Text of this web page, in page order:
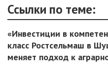
Ссылки по теме:
«Инвестиции в
класс Ростсельмаш в
меняет подход к